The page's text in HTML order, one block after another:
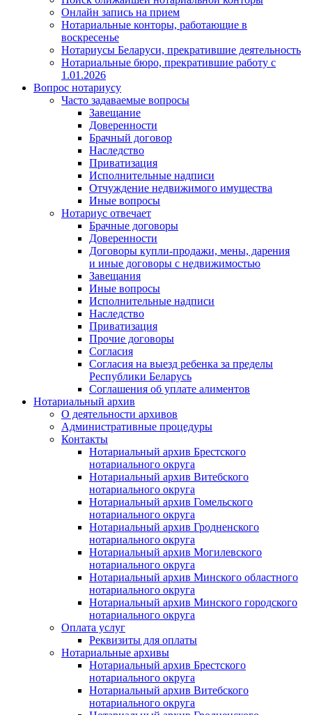
Онлайн запись на прием
Нотариальные конторы, работающие в
воскресенье
Нотариусы Беларуси, прекратившие деятельность
Нотариальные бюро, прекратившие работу с
1.01.2026
Вопрос нотариусу
Часто задаваемые вопросы
Завещание
Доверенности
Брачный договор
Наследство
Приватизация
Исполнительные надписи
Отчуждение недвижимого имущества
Иные вопросы
Нотариус отвечает
Брачные договоры
Доверенности
Договоры купли-продажи, мены, дарения
и иные договоры с недвижимостью
Завещания
Иные вопросы
Исполнительные надписи
Наследство
Приватизация
Прочие договоры
Согласия
Согласия на выезд ребенка за пределы
Республики Беларусь
Соглашения об уплате алиментов
Нотариальный архив
О деятельности архивов
Административные процедуры
Контакты
Нотариальный архив Брестского
нотариального округа
Нотариальный архив Витебского
нотариального округа
Нотариальный архив Гомельского
нотариального округа
Нотариальный архив Гродненского
нотариального округа
Нотариальный архив Могилевского
нотариального округа
Нотариальный архив Минского областного
нотариального округа
Нотариальный архив Минского городского
нотариального округа
Оплата услуг
Реквизиты для оплаты
Нотариальные архивы
Нотариальный архив Брестского
нотариального округа
Нотариальный архив Витебского
нотариального округа